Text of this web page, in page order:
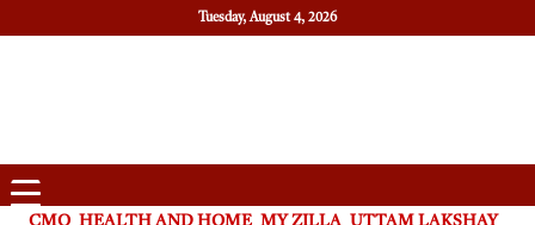
Tuesday, August 4, 2026
CMO HEALTH AND HOME MY ZILLA UTTAM LAKSHAY